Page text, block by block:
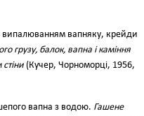
випалюванням вапняку, крейди
грузу, балок, вапна і каміння
(Кучер, Чорноморці, 1956,
вапна з водою. Гашене